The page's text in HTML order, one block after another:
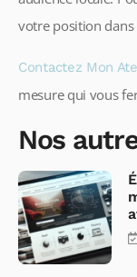
votre position dans
Contactez Mon
mesure qui vous
Nos